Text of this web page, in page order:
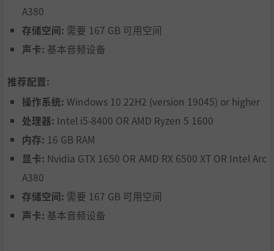
在日本尽情探索、疯狂竞速
在《Forza Horizon 6》中，你将探索各种丰富的故事内容，
探索日本各地，参与嘉年华竞速赛事，单独畅玩或与好友一
起合作游戏。你将作为游客踏上日本的土地，以一届新人车
手的身份，证明自己拥有在地平线嘉年华大放异彩的实力。
与此同时，你还能探索日本各地、完成自己的收集簿。在地
平线邀请赛中获得嘉年华的参与资格、一路提升等级、获得
性能逐步攀升的车辆、不断升级腕带，最终成为地平线传
奇。获得这一头衔后，你还将登陆传奇岛，踏上只有顶尖车
手才才有资格登上的舞台。
A380
存储空间: 需要 167 GB 可用空间
声卡: 基本音频设备
推荐配置:
操作系统: Windows 10 22H2 (version 19045) or higher
处理器: Intel i5-8400 OR AMD Ryzen 5 1600
内存: 16 GB RAM
显卡: Nvidia GTX 1650 OR AMD RX 6500 XT OR Intel Arc
A380
存储空间: 需要 167 GB 可用空间
声卡: 基本音频设备